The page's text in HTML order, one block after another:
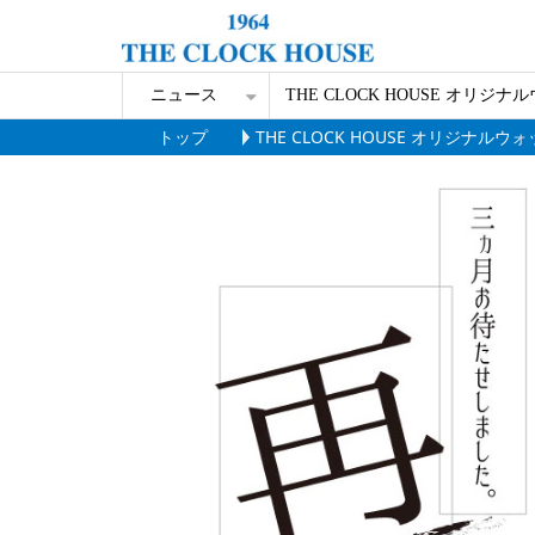
ニュース THE CLOCK HOUSE オリジナル
トップ THE CLOCK HOUSE オリジナルウォ